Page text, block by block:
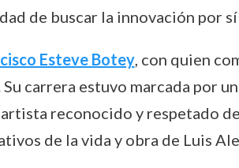
de buscar la innovación por sí
Esteve Botey, con quien
carrera estuvo marcada por
reconocido y respetado
de la vida y obra de Luis